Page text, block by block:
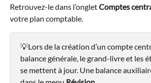
Retrouvez-le dans l’onglet Comptes
votre plan comptable.
💡Lors de la création d’un compte
balance générale, le grand-livre et les
se mettent à jour. Une balance